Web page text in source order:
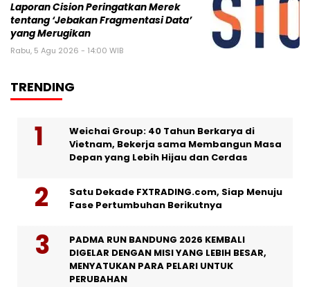
Laporan Cision Peringatkan Merek
tentang ‘Jebakan Fragmentasi Data’
yang Merugikan
Rabu, 5 Agu 2026 - 14:00 WIB
TRENDING
Weichai Group: 40 Tahun Berkarya di
Vietnam, Bekerja sama Membangun Masa
Depan yang Lebih Hijau dan Cerdas
Satu Dekade FXTRADING.com, Siap Menuju
Fase Pertumbuhan Berikutnya
PADMA RUN BANDUNG 2026 KEMBALI
DIGELAR DENGAN MISI YANG LEBIH BESAR,
MENYATUKAN PARA PELARI UNTUK
PERUBAHAN